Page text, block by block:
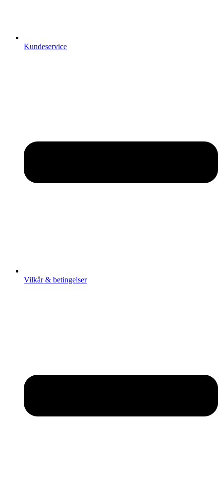
Kundeservice
Vilkår & betingelser